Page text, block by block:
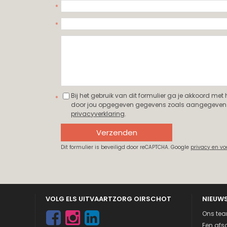
Bij het gebruik van dit formulier ga je akkoord met
door jou opgegeven gegevens zoals
privacyverklaring.
Verzenden
Dit formulier is beveiligd door reCAPTCHA. Google privacy en
VOLG ELS UITVAARTZORG OIRSCHOT
Ons
Een